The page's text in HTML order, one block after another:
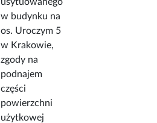
w budynku na
os. Uroczym 5
w Krakowie,
zgody na
podnajem
części
powierzchni
użytkowej